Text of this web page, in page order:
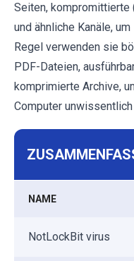
Seiten,
und ähnliche Kanäle,
Regel verwenden sie
PDF-Dateien,
komprimierte Archive,
Computer
NAME
NotLockBit virus